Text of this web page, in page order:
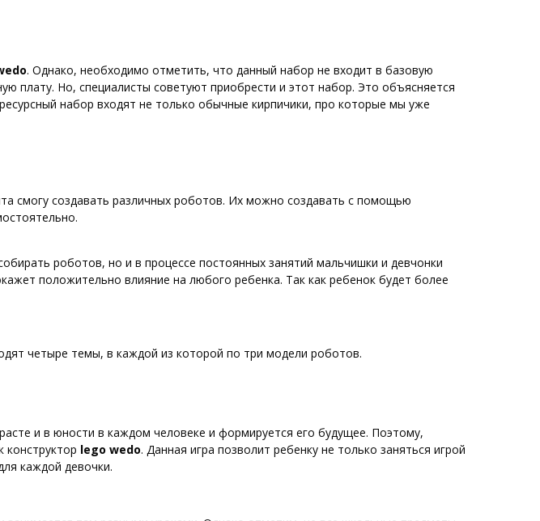
. Однако, необходимо отметить, что данный набор не входит в базовую
плату. Но, специалисты советуют приобрести и этот набор. Это объясняется
набор входят не только обычные кирпичики, про которые мы уже
смогу создавать различных роботов. Их можно создавать с помощью
роботов, но и в процессе постоянных занятий мальчишки и девчонки
положительно влияние на любого ребенка. Так как ребенок будет более
четыре темы, в каждой из которой по три модели роботов.
и в юности в каждом человеке и формируется его будущее. Поэтому,
lego wedo. Данная игра позволит ребенку не только заняться игрой
каждой девочки.